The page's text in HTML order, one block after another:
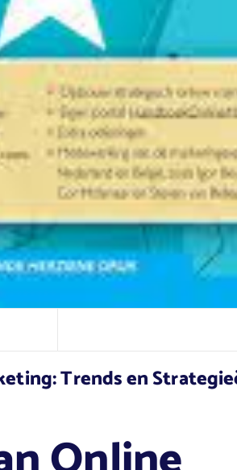
Trends en